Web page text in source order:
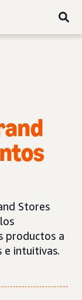
Stores
productos a
e intuitivas.